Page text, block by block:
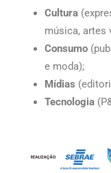
Cultura
música, artes
Consumo
e moda);
Mídias
Tecnologia